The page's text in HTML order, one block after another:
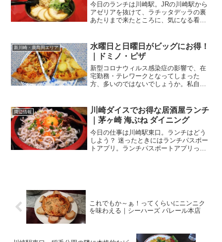
今日のランチは川崎駅。JRの川崎駅から
アゼリアを抜けて、ラチッタデッラの裏
あたりまで来たところに、気になる看板
店舗のあるラーメン屋さんです。よくあ
る家系ラーメン店じ...
新川崎・鹿島田エリア
水曜日と日曜日がビッグにお得！
｜ドミノ・ピザ
新型コロナウィルス感染症の影響で、在
宅勤務・テレワークとなってしまった
方、多いのではないでしょうか。私自身
う方が大半かと思います。食べ歩きが大
好きな私、忙しくてもお昼休...
周辺情報
川崎ダイスでお得な居酒屋ランチ
｜茅ヶ崎 海ぶね ダイニング
今日の仕事は川崎駅東口。ランチはどう
しよう？ 迷ったときにはランチパスポー
トアプリ。ランチパスポートアプリって
これでもか～ぁ！ってくらいにニンニク
を味わえる｜シーハーズ パレール本店